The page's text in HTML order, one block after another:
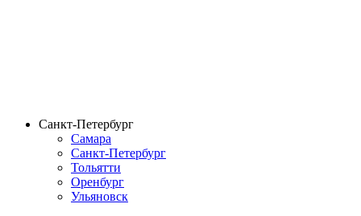
Санкт-Петербург
Самара
Санкт-Петербург
Тольятти
Оренбург
Ульяновск